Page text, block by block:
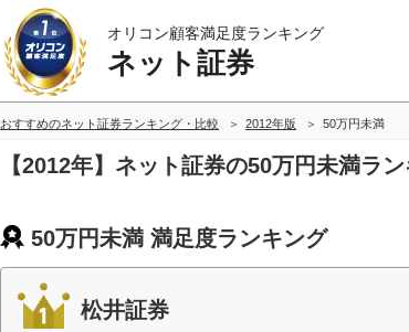
オリコン顧客満足度ランキング
ネット証券
おすすめのネット証券ランキング・比較 2012年版 50万円未満
【2012年】ネット証券の50万円未満ラ
50万円未満 満足度ランキング
松井証券